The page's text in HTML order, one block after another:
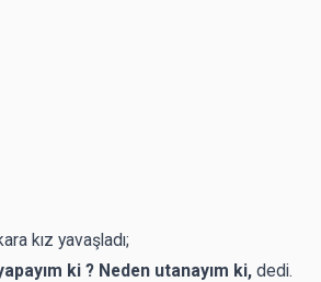
kız yavaşladı;
ki ? Neden utanayım ki, dedi.